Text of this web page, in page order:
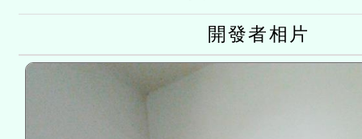
宜
開發者相片